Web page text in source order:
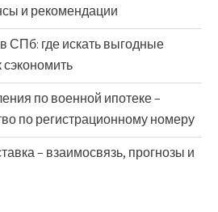
и рекомендации
СПб: где искать выгодные
сэкономить
по военной ипотеке –
по регистрационному номеру
– взаимосвязь, прогнозы и